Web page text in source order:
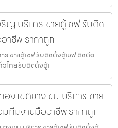
ญ บริการ ขายตู้เซฟ รับติด
าชีพ ราคาถูก
ร ขายตู้เซฟ รับติดตั้งตู้เซฟ ติดต่อ
ไทย รับติดตั้งตู้เ
ง เขตบางเขน บริการ ขาย
ทีมงานมืออาชีพ ราคาถูก